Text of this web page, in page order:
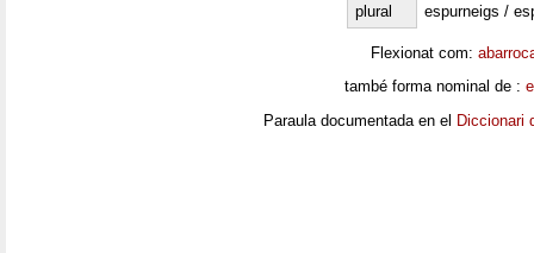
plural
espurneigs /
Flexionat com:
també forma nominal de :
Paraula documentada en el Diccionari